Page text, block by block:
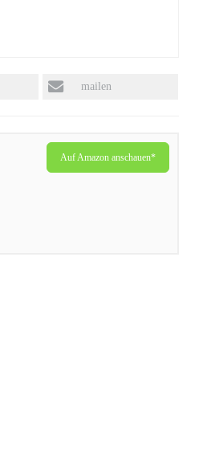
mailen
Auf Amazon anschauen*